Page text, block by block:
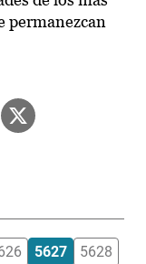
permanezcan
5627
5628